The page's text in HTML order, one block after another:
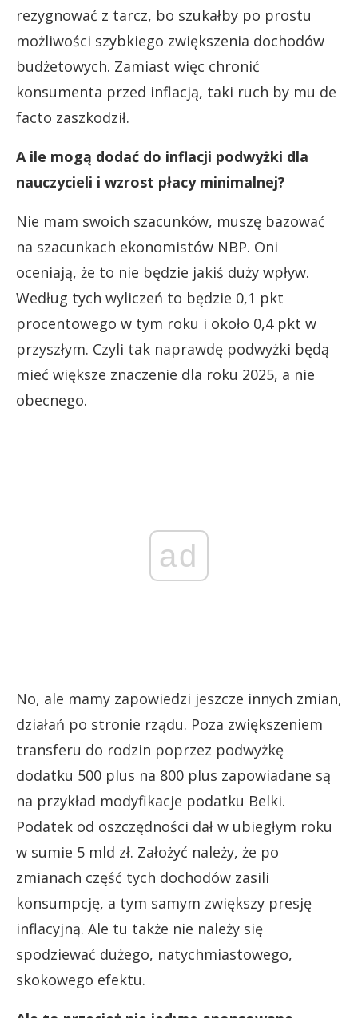
rezygnować z tarcz, bo szukałby po prostu
możliwości szybkiego zwiększenia dochodów
budżetowych. Zamiast więc chronić
konsumenta przed inflacją, taki ruch by mu de
facto zaszkodził.
A ile mogą dodać do inflacji podwyżki dla
nauczycieli i wzrost płacy minimalnej?
Nie mam swoich szacunków, muszę bazować
na szacunkach ekonomistów NBP. Oni
oceniają, że to nie będzie jakiś duży wpływ.
Według tych wyliczeń to będzie 0,1 pkt
procentowego w tym roku i około 0,4 pkt w
przyszłym. Czyli tak naprawdę podwyżki będą
mieć większe znaczenie dla roku 2025, a nie
obecnego.
ad
No, ale mamy zapowiedzi jeszcze innych zmian,
działań po stronie rządu. Poza zwiększeniem
transferu do rodzin poprzez podwyżkę
dodatku 500 plus na 800 plus zapowiadane są
na przykład modyfikacje podatku Belki.
Podatek od oszczędności dał w ubiegłym roku
w sumie 5 mld zł. Założyć należy, że po
zmianach część tych dochodów zasili
konsumpcję, a tym samym zwiększy presję
inflacyjną. Ale tu także nie należy się
spodziewać dużego, natychmiastowego,
skokowego efektu.